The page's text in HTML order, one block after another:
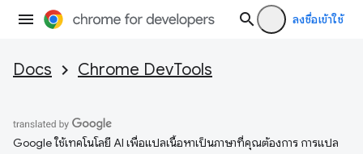
ลงชื่อเข้าใช้
Docs Chrome DevTools
Google ใช้เทคโนโลยี AI เพื่อแปลเนื้อหาเป็นภาษาที่คุณต้องการ การแปล